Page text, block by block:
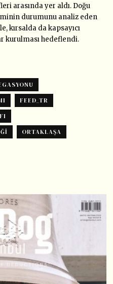
arasında yer aldı. Doğu
durumunu analiz eden
kırsalda da kapsayıcı
kurulması hedeflendi.
FEED_TR
ORTAKLAŞA